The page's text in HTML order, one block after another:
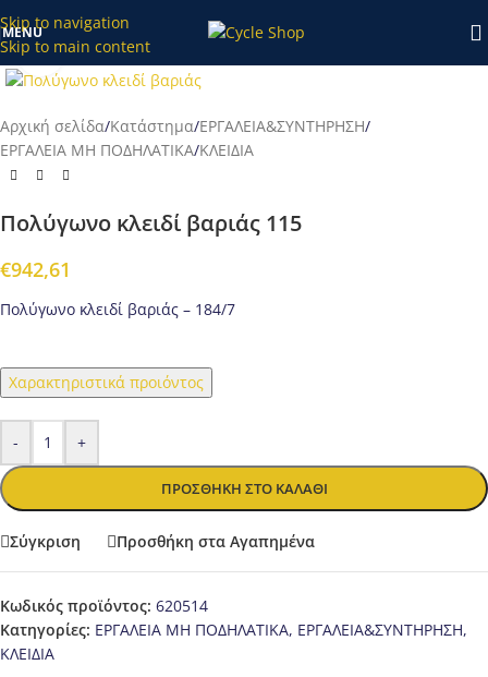
Skip to navigation
Skip to main content
κατάστημα το διάστημα 20/7-27/7 θα επεξεργαστούν απο εμάς
μετά τις 28/7!
MENU
Προβολή
Αρχική σελίδα/Κατάστημα/ΕΡΓΑΛΕΙΑ&ΣΥΝΤΗΡΗΣΗ/
ΕΡΓΑΛΕΙΑ ΜΗ ΠΟΔΗΛΑΤΙΚΑ/ΚΛΕΙΔΙΑ
Πολύγωνο κλειδί βαριάς 115
€942,61
Πολύγωνο κλειδί βαριάς – 184/7
Χαρακτηριστικά προιόντος
- +
ΠΡΟΣΘΉΚΗ ΣΤΟ ΚΑΛΆΘΙ
Σύγκριση Προσθήκη στα Αγαπημένα
Κωδικός προϊόντος: 620514
Κατηγορίες: ΕΡΓΑΛΕΙΑ ΜΗ ΠΟΔΗΛΑΤΙΚΑ, ΕΡΓΑΛΕΙΑ&ΣΥΝΤΗΡΗΣΗ,
ΚΛΕΙΔΙΑ